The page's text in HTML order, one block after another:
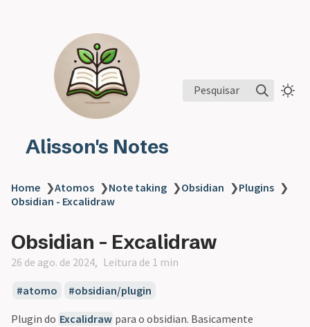
Alisson's Notes
Pesquisar
Home ❯Atomos ❯Note taking ❯Obsidian ❯Plugins ❯
Obsidian - Excalidraw
Obsidian - Excalidraw
26 de ago. de 2024 Leitura de 1 min
atomo obsidian/plugin
Plugin do Excalidraw para o obsidian. Basicamente